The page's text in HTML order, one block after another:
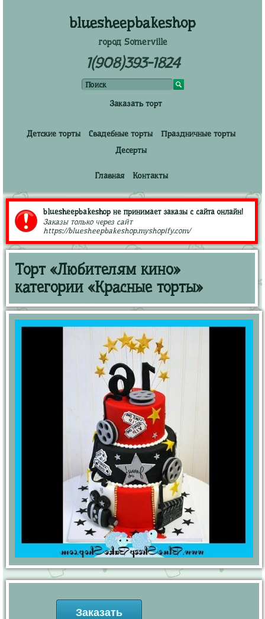
bluesheepbakeshop
город Somerville
1(908)393-1824
Заказать торт
Детские торты Свадебные торты
Праздничные торты
Десерты
Главная Контакты
bluesheepbakeshop не принимает заказы с сайта онлайн!
Заказы только через сайт
https://bluesheepbakeshop.myshopify.com/
Торт «Любителям кино»
категории «Красные торты»
Заказать